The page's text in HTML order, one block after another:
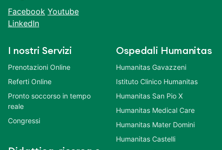
Facebook Youtube
LinkedIn
I nostri Servizi
Prenotazioni Online
Referti Online
Pronto soccorso in tempo
reale
Congressi
Ospedali Humanitas
Humanitas Gavazzeni
Istituto Clinico Humanitas
Humanitas San Pio X
Humanitas Medical Care
Humanitas Mater Domini
Humanitas Castelli